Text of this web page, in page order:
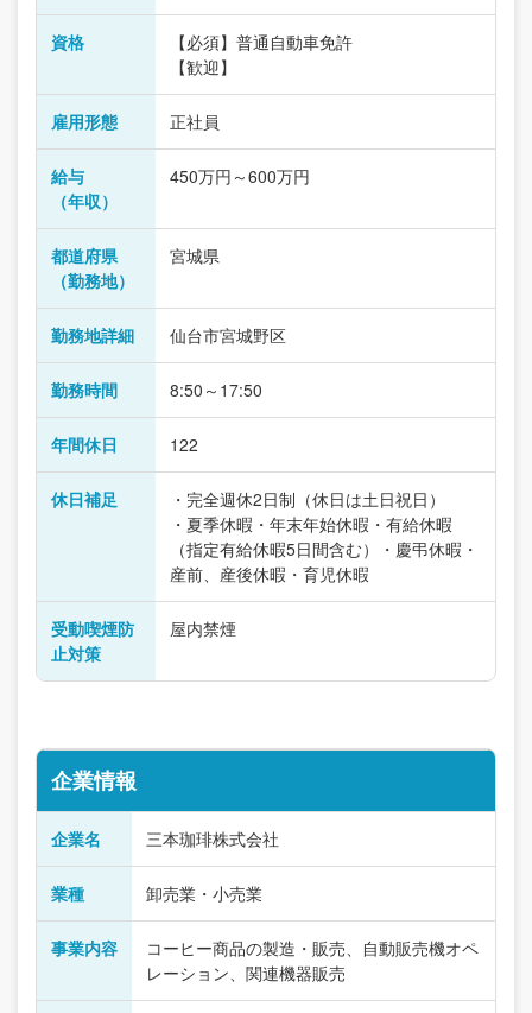
資格
【必須】普通自動車免許
【歓迎】
雇用形態 正社員
給与
（年収）
450万円～600万円
都道府県
（勤務地）
宮城県
勤務地詳細 仙台市宮城野区
勤務時間 8:50～17:50
年間休日 122
休日補足
・完全週休2日制（休日は土日祝日）
・夏季休暇・年末年始休暇・有給休暇
（指定有給休暇5日間含む）・慶弔休暇・
産前、産後休暇・育児休暇
受動喫煙防
止対策
屋内禁煙
企業情報
企業名 三本珈琲株式会社
業種 卸売業・小売業
事業内容
コーヒー商品の製造・販売、自動販売機オペ
レーション、関連機器販売